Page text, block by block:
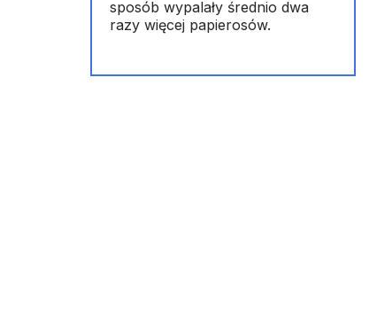
sposób wypalały średnio dwa
razy więcej papierosów.